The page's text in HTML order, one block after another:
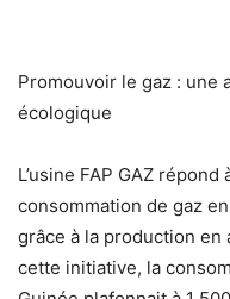
Promouvoir le gaz : une
écologique
L’usine FAP GAZ
consommation de gaz
grâce à la production en
cette initiative, la